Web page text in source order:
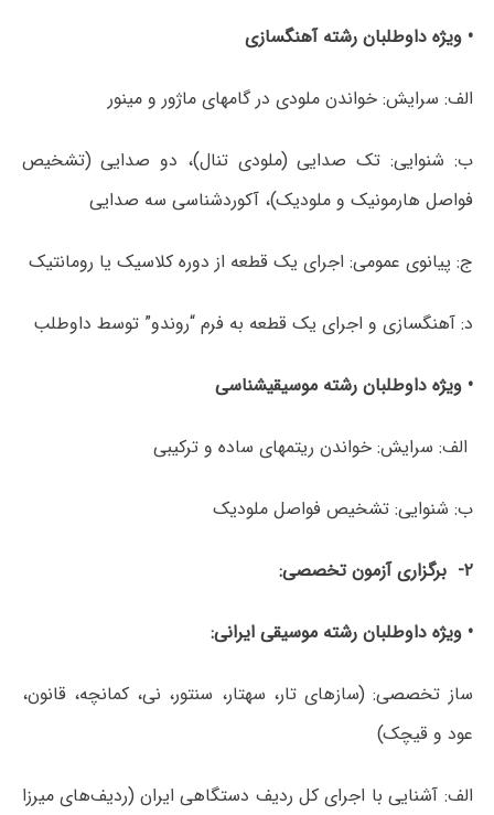
• ویژه داوطلبان رشته آهنگسازی
الف: سرایش: خواندن ملودی در گام‏های ماژور و مینور
ب: شنوایی: تک صدایی (ملودی تنال)، دو صدایی (تشخیص
فواصل هارمونیک و ملودیک)، آکوردشناسی سه صدایی
ج: پیانوی عمومی: اجرای یک قطعه از دوره کلاسیک یا رومانتیک
د: آهنگسازی و اجرای یک قطعه به فرم “روندو” توسط داوطلب
• ویژه داوطلبان رشته موسیقی‎شناسی
الف: سرایش: خواندن ریتم‎های ساده و ترکیبی
ب: شنوایی: تشخیص فواصل ملودیک
۲- برگزاری آزمون تخصصی:
• ویژه داوطلبان رشته موسیقی ایرانی:
ساز تخصصی: (سازهای تار، سه‎تار، سنتور، نی، کمانچه، قانون،
عود و قیچک)
الف: آشنایی با اجرای کل ردیف دستگاهی ایران (ردیف‌های میرزا